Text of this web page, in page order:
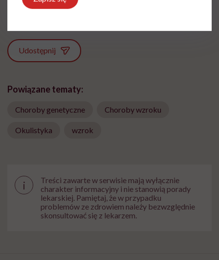
Udostępnij
Powiązane tematy:
Choroby genetyczne Choroby wzroku
Okulistyka wzrok
i
Treści zawarte w serwisie mają wyłącznie
charakter informacyjny i nie stanowią porady
lekarskiej. Pamiętaj, że w przypadku
problemów ze zdrowiem należy bezwzględnie
skonsultować się z lekarzem.